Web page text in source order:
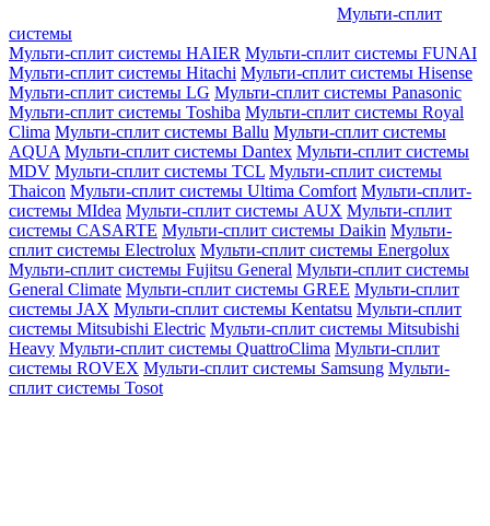
Мульти-сплит
системы
Мульти-сплит системы HAIER Мульти-сплит системы FUNAI
Мульти-сплит системы Hitachi Мульти-сплит системы Hisense
Мульти-сплит системы LG Мульти-сплит системы Panasonic
Мульти-сплит системы Toshiba Мульти-сплит системы Royal
Clima Мульти-сплит системы Ballu Мульти-сплит системы
AQUA Мульти-сплит системы Dantex Мульти-сплит системы
MDV Мульти-сплит системы TCL Мульти-сплит системы
Thaicon Мульти-сплит системы Ultima Comfort Мульти-сплит-
системы MIdea Мульти-сплит системы AUX Мульти-сплит
системы CASARTE Мульти-сплит системы Daikin Мульти-
сплит системы Electrolux Мульти-сплит системы Energolux
Мульти-сплит системы Fujitsu General Мульти-сплит системы
General Climate Мульти-сплит системы GREE Мульти-сплит
системы JAX Мульти-сплит системы Kentatsu Мульти-сплит
системы Mitsubishi Electric Мульти-сплит системы Mitsubishi
Heavy Мульти-сплит системы QuattroClima Мульти-сплит
системы ROVEX Мульти-сплит системы Samsung Мульти-
сплит системы Tosot